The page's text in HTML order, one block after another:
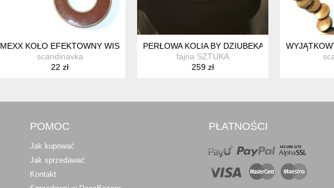
MEXX KOŁO EFEKTOWNY WISIOR WIOSIOREK NA RZEMYKU
scandinavka
22 zł
PERŁOWA KOLIA BY DZIUBEKA - UNIKATOWA
fajna SZTUKA
259 zł
POMOC
Jak kupować
Jak sprzedawać
Kontakt
PŁATNOŚCI